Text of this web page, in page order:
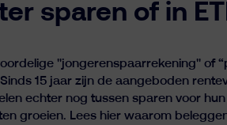
sparen of in
"jongerenspaarrekening" of
15 jaar zijn de aangeboden
echter nog tussen sparen voor
groeien. Lees hier waarom